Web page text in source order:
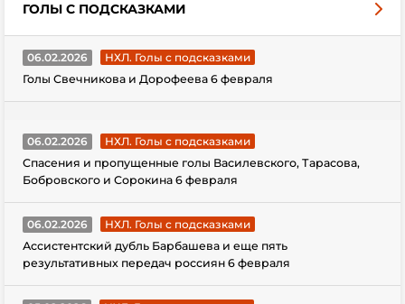
ГОЛЫ С ПОДСКАЗКАМИ
06.02.2026
НХЛ. Голы с подсказками
Голы Свечникова и Дорофеева 6 февраля
06.02.2026
НХЛ. Голы с подсказками
Спасения и пропущенные голы Василевского, Тарасова,
Бобровского и Сорокина 6 февраля
06.02.2026
НХЛ. Голы с подсказками
Ассистентский дубль Барбашева и еще пять
результативных передач россиян 6 февраля